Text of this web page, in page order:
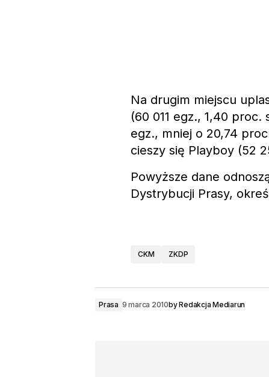
Na drugim miejscu
(60 011 egz., 1,40
egz., mniej o 20,74
cieszy się Playboy (52
Powyższe dane
Dystrybucji Prasy,
CKM ZKDP
Prasa 9 marca 2010byRedakcja Mediarun